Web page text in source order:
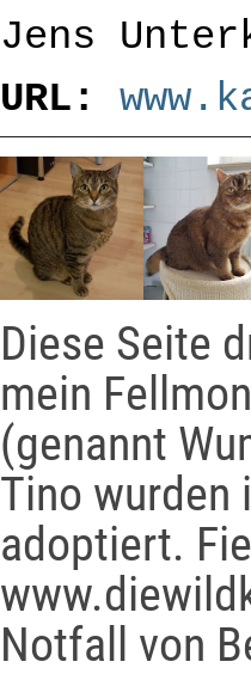
Jens
URL:
Diese Seite
mein
(genannt
Tino
adoptiert.
Notfall von